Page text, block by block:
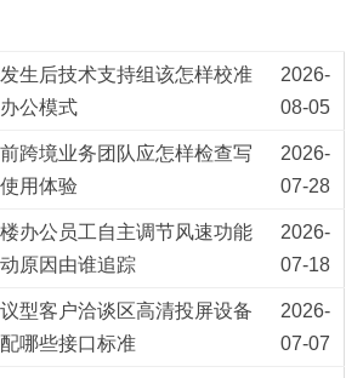
生后技术支持组该怎样校准
公模式
2026-
08-05
跨境业务团队应怎样检查写
用体验
2026-
07-28
办公员工自主调节风速功能
原因由谁追踪
2026-
07-18
型客户洽谈区高清投屏设备
哪些接口标准
2026-
07-07